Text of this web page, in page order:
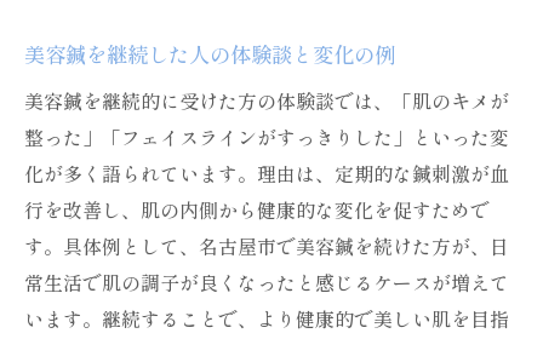
美容鍼を継続した人の体験談と変化の例
美容鍼を継続的に受けた方の体験談では、「肌のキメが
整った」「フェイスラインがすっきりした」といった変
化が多く語られています。理由は、定期的な鍼刺激が血
行を改善し、肌の内側から健康的な変化を促すためで
す。具体例として、名古屋市で美容鍼を続けた方が、日
常生活で肌の調子が良くなったと感じるケースが増えて
います。継続することで、より健康的で美しい肌を目指